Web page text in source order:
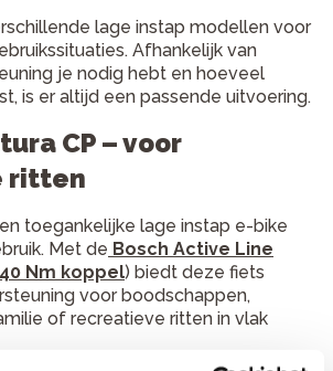
lage instap modellen voor
Afhankelijk van
je nodig hebt en hoeveel
is er altijd een passende uitvoering.
CP – voor
ritten
toegankelijke lage instap e-bike
Met de Bosch Active Line
40 Nm koppel) biedt deze fiets
voor boodschappen,
of recreatieve ritten in vlak